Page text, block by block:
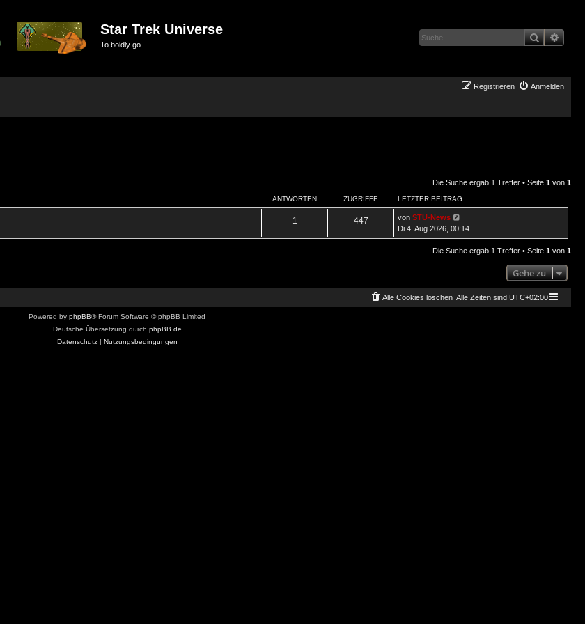
Star Trek Universe
To boldly go...
Suche
Anmelden
Registrieren
Die Suche ergab 1 Treffer • Seite 1 von 1
ANTWORTEN ZUGRIFFE LETZTER BEITRAG
1 447 von STU-News
Di 4. Aug 2026, 00:14
Die Suche ergab 1 Treffer • Seite 1 von 1
Gehe zu
Alle Zeiten sind UTC+02:00
Alle Cookies löschen
Powered by phpBB® Forum Software © phpBB Limited
Deutsche Übersetzung durch phpBB.de
Datenschutz| Nutzungsbedingungen